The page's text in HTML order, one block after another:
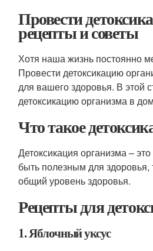
Провести
рецепты и советы
Хотя наша жизнь постоянно
Провести детоксикацию
для вашего здоровья. В этой
детоксикацию организма в
Что такое
Детоксикация организма –
быть полезным для
общий уровень здоровья.
Рецепты для
1. Яблочный уксус